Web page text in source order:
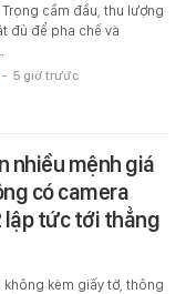
Trọng cầm đầu, thu lượng
đủ để pha chế và
- 5 giờ trước
nhiều mệnh giá
có camera
lập tức tới thẳng
không kèm giấy tờ, thông